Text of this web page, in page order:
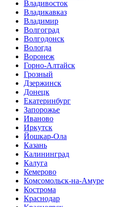
Владивосток
Владикавказ
Владимир
Волгоград
Волгодонск
Вологда
Воронеж
Горно-Алтайск
Грозный
Дзержинск
Донецк
Екатеринбург
Запорожье
Иваново
Иркутск
Йошкар-Ола
Казань
Калининград
Калуга
Кемерово
Комсомольск-на-Амуре
Кострома
Краснодар